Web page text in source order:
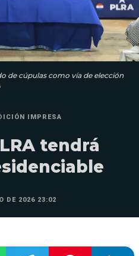
de cúpulas como vía de elección
IMPRESA
tendrá
DE 2026 23:02